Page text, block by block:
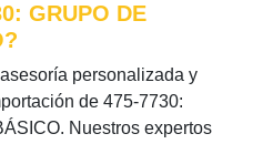
GRUPO DE
personalizada y
de 475-7730:
Nuestros expertos